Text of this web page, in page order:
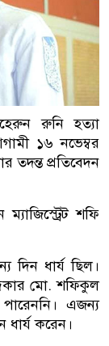
রুনি হত্যা
১৬ নভেম্বর
তদন্ত প্রতিবেদন
শফি
দিন ধার্য ছিল।
মো. শফিকুল
এজন্য
করেন।